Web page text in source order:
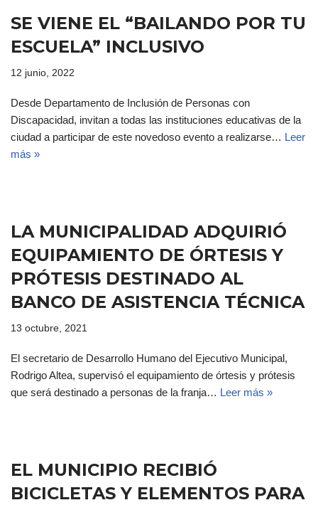
SE VIENE EL “BAILANDO POR TU
ESCUELA” INCLUSIVO
12 junio, 2022
Desde Departamento de Inclusión de Personas con
Discapacidad, invitan a todas las instituciones educativas de la
ciudad a participar de este novedoso evento a realizarse… Leer
más »
LA MUNICIPALIDAD ADQUIRIÓ
EQUIPAMIENTO DE ÓRTESIS Y
PRÓTESIS DESTINADO AL
BANCO DE ASISTENCIA TÉCNICA
13 octubre, 2021
El secretario de Desarrollo Humano del Ejecutivo Municipal,
Rodrigo Altea, supervisó el equipamiento de órtesis y prótesis
que será destinado a personas de la franja… Leer más »
EL MUNICIPIO RECIBIÓ
BICICLETAS Y ELEMENTOS PARA